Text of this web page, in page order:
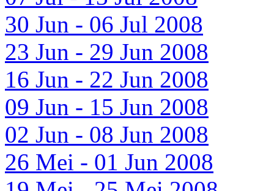
30 Jun - 06 Jul 2008
23 Jun - 29 Jun 2008
16 Jun - 22 Jun 2008
09 Jun - 15 Jun 2008
02 Jun - 08 Jun 2008
26 Mei - 01 Jun 2008